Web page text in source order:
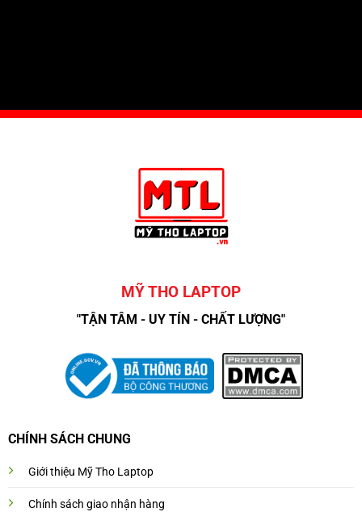
MỸ THO LAPTOP
"TẬN TÂM - UY TÍN - CHẤT LƯỢNG"
CHÍNH SÁCH CHUNG
Giới thiệu Mỹ Tho Laptop
Chính sách giao nhận hàng